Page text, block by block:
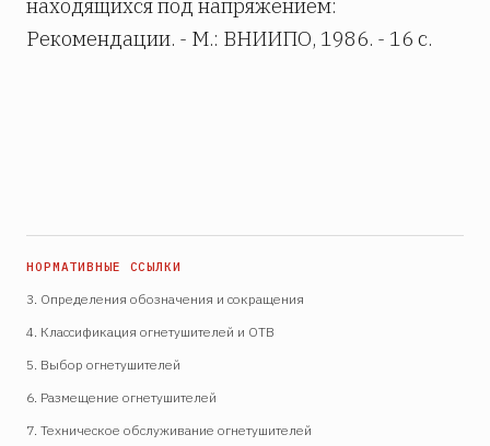
находящихся под напряжением:
Рекомендации. - М.: ВНИИПО, 1986. - 16 с.
3. Определения обозначения и сокращения
4. Классификация огнетушителей и ОТВ
5. Выбор огнетушителей
6. Размещение огнетушителей
7. Техническое обслуживание огнетушителей